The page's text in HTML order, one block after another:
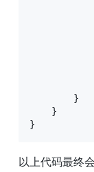
}
}
}
以上代码最终